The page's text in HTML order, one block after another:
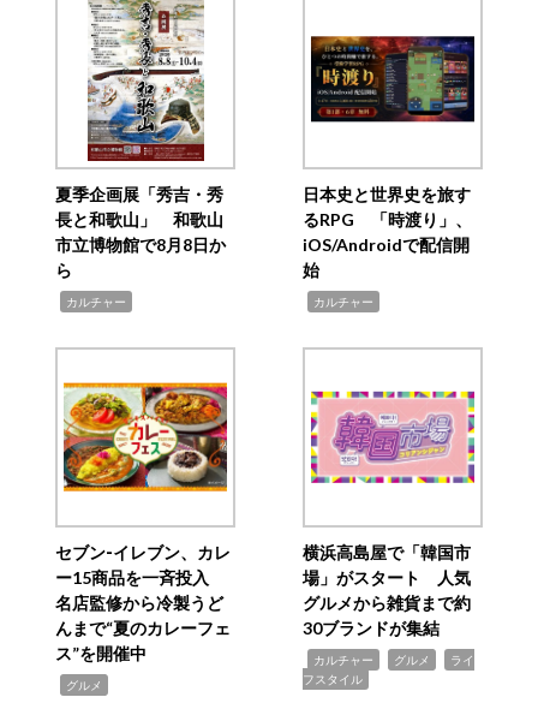
夏季企画展「秀吉・秀
長と和歌山」 和歌山
市立博物館で8月8日か
ら
カルチャー
日本史と世界史を旅す
るRPG 「時渡り」、
iOS/Androidで配信開
始
カルチャー
セブン‐イレブン、カレ
ー15商品を一斉投入
名店監修から冷製うど
んまで“夏のカレーフェ
ス”を開催中
グルメ
横浜高島屋で「韓国市
場」がスタート 人気
グルメから雑貨まで約
30ブランドが集結
カルチャー グルメ
ライ
フスタイル